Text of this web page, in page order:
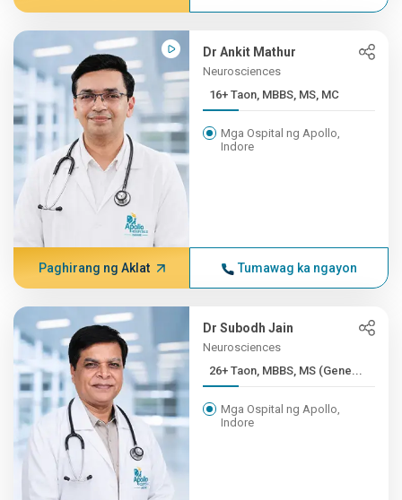
Dr Ankit Mathur
Neurosciences
16+ Taon, MBBS, MS, MC
Mga Ospital ng Apollo,
Indore
Paghirang ng Aklat Tumawag ka ngayon
Dr Subodh Jain
Neurosciences
26+ Taon, MBBS, MS (Gene...
Mga Ospital ng Apollo,
Indore